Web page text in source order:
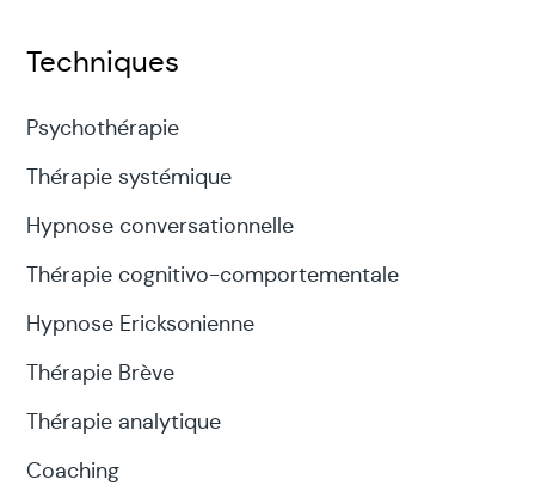
Techniques
Psychothérapie
Thérapie systémique
Hypnose conversationnelle
Thérapie cognitivo-comportementale
Hypnose Ericksonienne
Thérapie Brève
Thérapie analytique
Coaching